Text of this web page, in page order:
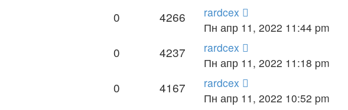
0 4266
rardcex
Пн апр 11, 2022 11:44 pm
0 4237
rardcex
Пн апр 11, 2022 11:18 pm
0 4167
rardcex
Пн апр 11, 2022 10:52 pm